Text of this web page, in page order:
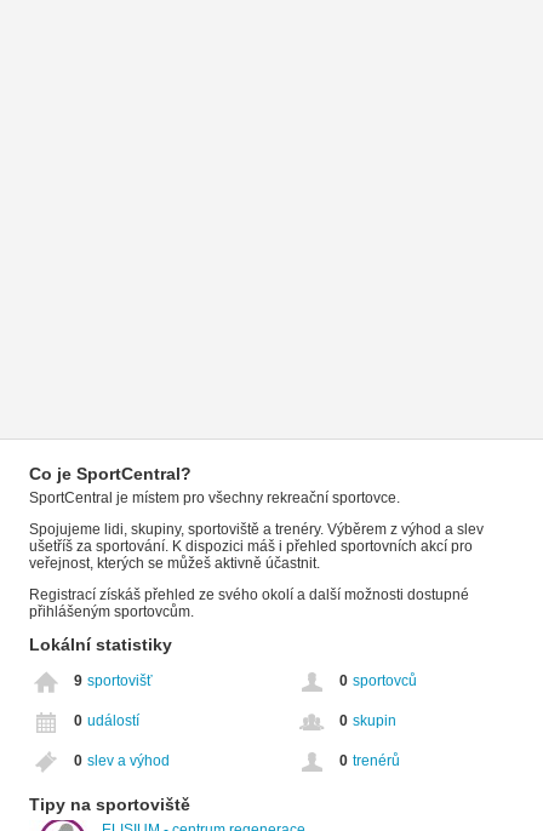
Co je SportCentral?
SportCentral je místem pro všechny rekreační sportovce.
Spojujeme lidi, skupiny, sportoviště a trenéry. Výběrem z výhod a slev
ušetříš za sportování. K dispozici máš i přehled sportovních akcí pro
veřejnost, kterých se můžeš aktivně účastnit.
Registrací získáš přehled ze svého okolí a další možnosti dostupné
přihlášeným sportovcům.
Lokální statistiky
9 sportovišť 0 sportovců
0 událostí 0 skupin
0 slev a výhod 0 trenérů
Tipy na sportoviště